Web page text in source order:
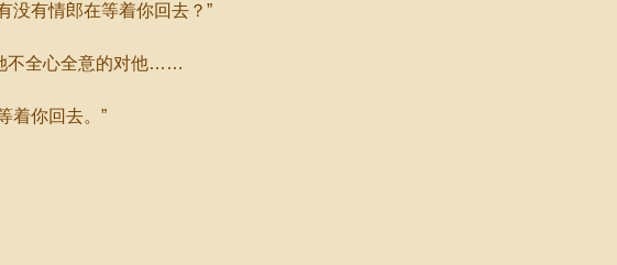
有情郎在等着你回去？”
不全心全意的对他……
着你回去。”